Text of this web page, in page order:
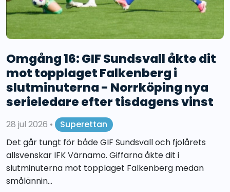
Omgång 16: GIF Sundsvall åkte dit
mot topplaget Falkenberg i
slutminuterna - Norrköping nya
serieledare efter tisdagens vinst
28 jul 2026 •
Superettan
Det går tungt för både GIF Sundsvall och fjolårets
allsvenskar IFK Värnamo. Giffarna åkte dit i
slutminuterna mot topplaget Falkenberg medan
smålännin...